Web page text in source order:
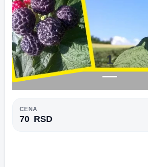
1
CENA
70 RSD